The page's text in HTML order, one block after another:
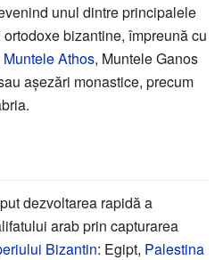
unul dintre principalele
bizantine, împreună cu
Muntele Athos, Muntele Ganos
așezări monastice, precum
dezvoltarea rapidă a
arab prin capturarea
Bizantin: Egipt, Palestina